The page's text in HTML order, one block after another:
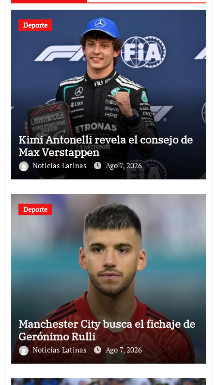
Deporte
Kimi Antonelli revela el consejo de
Max Verstappen
Noticias Latinas Ago 7, 2026
Deporte
Manchester City busca el fichaje de
Gerónimo Rulli
Noticias Latinas Ago 7, 2026